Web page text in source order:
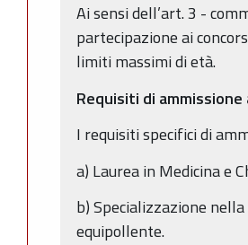
Ai sensi dell’art. 3 -
partecipazione ai
limiti massimi di età.
Requisiti di ammissione
I requisiti specifici di
a) Laurea in Medicina e
b) Specializzazione
equipollente.